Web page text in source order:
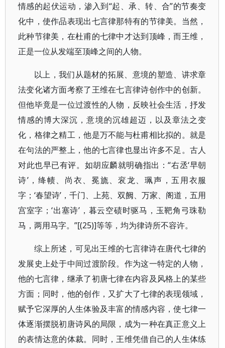
情感的起伏运动，渗入到“起、承、转、合”的节奏变
化中，使作品表现出七言律那特有的节律美。当然，
此种节律美，在杜甫的七律中才达到顶峰，而王维，
正是一位从发端至顶峰之间的人物。
以上，我们从题材的拓展、意境的塑造、讲求章
法变化诸方面考察了王维在七言律诗创作中的创新。
但他毕竟是一位过渡性的人物，反映社会生活，抒发
情感的博大深沉，意境的沉雄超迈，以及章法之变
化，格律之精工，他是万不能与杜甫相比拟的。就是
在句法的严整上，他的七言律也显出许多不足。古人
对此也早已有评。如胡应麟就明确指出：“右丞‘早朝
诗’，绛帻、尚衣、冕旒、衮龙、珮声，五用衣服
字；‘春望诗’，千门、上苑、双阙、万家、阁道，五用
宫室字；‘出塞诗’，暮云空碛时驱马，玉靶角弓珠勒
马，两用马字。”[(25)]等等，均为律诗所不容许。
综上所述，可见出王维的七言律诗在唐代七律的
发展史上处于中间过渡阶段。作为这一特定的人物，
他的七言律，继承了初唐七律在内容及风格上的某些
方面；同时，他的创作，又扩大了七律的表现领域，
赋予它深厚的人生体验及丰富的情感内容，使七律一
体逐渐摆脱初唐诗风的局限，成为一种在真正意义上
的表情达意的体裁。同时，王维凭借自己的人生体练